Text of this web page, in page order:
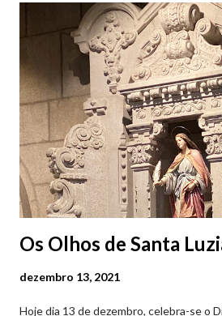
(2019.10.25) Feira Semanal em Viana
Feira Semanal em Viana do Castelo
em Viana do Castelo (2019.10.25) Feira
Castelo (2019.10.25) Feira Semanal em
(2019.10.25)
Os Olhos de Santa
dezembro 13, 2021
Hoje dia 13 de dezembro, celebra-se o